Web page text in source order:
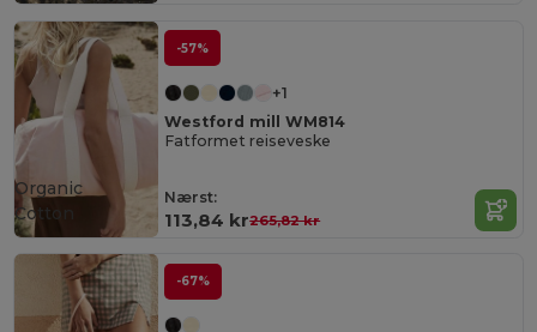
-57%
+1
Westford mill WM814
Fatformet reiseveske
Nærst:
113,84 kr265,82 kr
Organic
Cotton
-67%